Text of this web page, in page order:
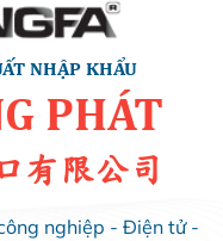
NHẬP KHẨU
PHÁT
有限公司
nghiệp - Điện tử -